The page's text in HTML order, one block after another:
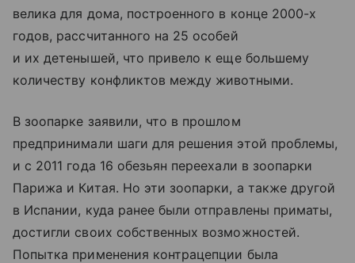
велика для дома, построенного в конце 2000-х
годов, рассчитанного на 25 особей
и их детенышей, что привело к еще большему
количеству конфликтов между животными.
В зоопарке заявили, что в прошлом
предпринимали шаги для решения этой проблемы,
и с 2011 года 16 обезьян переехали в зоопарки
Парижа и Китая. Но эти зоопарки, а также другой
в Испании, куда ранее были отправлены приматы,
достигли своих собственных возможностей.
Попытка применения контрацепции была